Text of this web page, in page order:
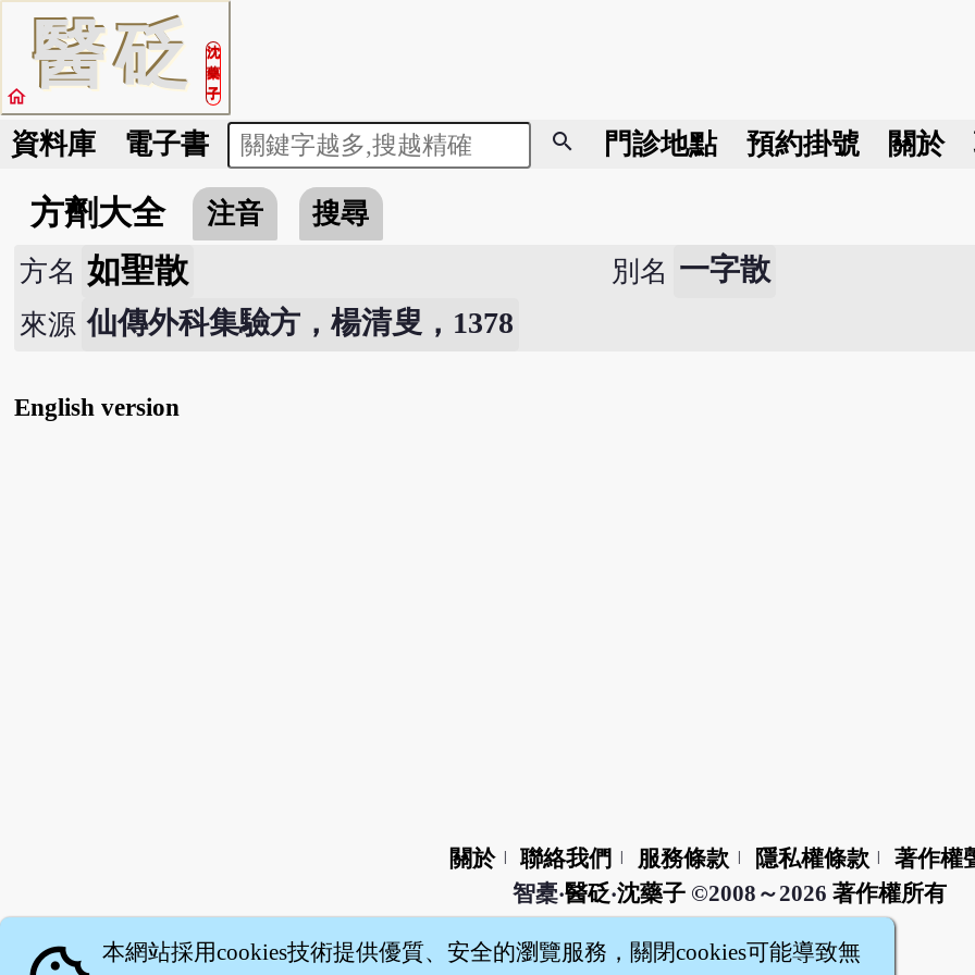
醫砭
沈
藥
子
home
資料庫 電子書 search 門診地點 預約掛號 關於
方劑大全 注音
搜尋
方名 如聖散 別名 一字散
來源 仙傳外科集驗方，楊清叟，1378
English version
關於 聯絡我們 服務條款 隱私權條款
著作權
智橐‧醫砭‧沈藥子©2008～2026 著作權所有
本網站採用cookies技術提供優質、安全的瀏覽服務，關閉cookies可能導致無